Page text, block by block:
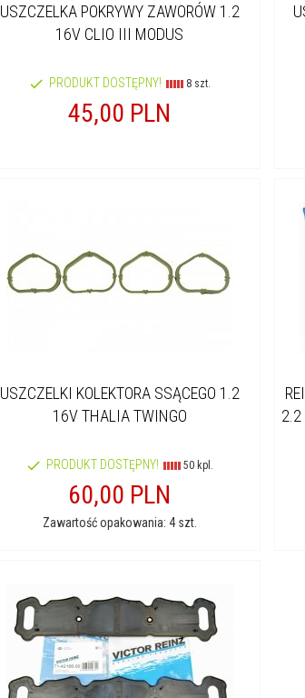
USZCZELKA POKRYWY ZAWORÓW 1.2
16V CLIO III MODUS
PRODUKT DOSTĘPNY! 8 szt.
45,00 PLN
USZCZELKI KOLEKTORA SSĄCEGO 1.2
16V THALIA TWINGO
PRODUKT DOSTĘPNY! 50 kpl.
60,00 PLN
Zawartość opakowania: 4 szt.
2.2